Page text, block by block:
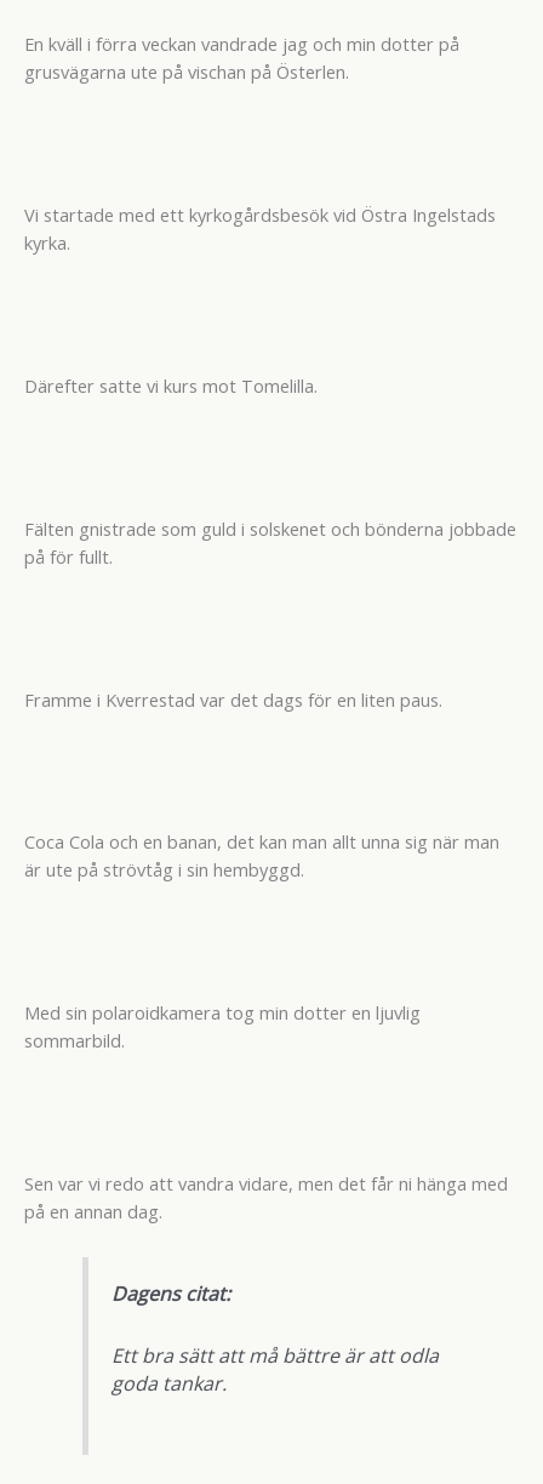
En kväll i förra veckan vandrade jag och min dotter på
grusvägarna ute på vischan på Österlen.
Vi startade med ett kyrkogårdsbesök vid Östra Ingelstads
kyrka.
Därefter satte vi kurs mot Tomelilla.
Fälten gnistrade som guld i solskenet och bönderna jobbade
på för fullt.
Framme i Kverrestad var det dags för en liten paus.
Coca Cola och en banan, det kan man allt unna sig när man
är ute på strövtåg i sin hembyggd.
Med sin polaroidkamera tog min dotter en ljuvlig
sommarbild.
Sen var vi redo att vandra vidare, men det får ni hänga med
på en annan dag.
Dagens citat:
Ett bra sätt att må bättre är att odla
goda tankar.